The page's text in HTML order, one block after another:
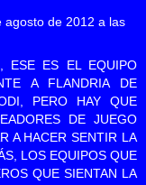
agosto de 2012 a las
ESE ES EL EQUIPO
A FLANDRIA DE
PERO HAY QUE
DE JUEGO
A HACER SENTIR LA
LOS EQUIPOS QUE
QUE SIENTAN LA